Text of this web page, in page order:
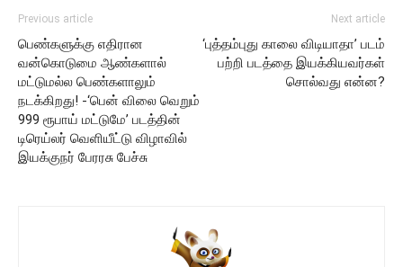
Previous article
பெண்களுக்கு எதிரான
வன்கொடுமை ஆண்களால்
மட்டுமல்ல பெண்களாலும்
நடக்கிறது! -‘பென் விலை வெறும்
999 ரூபாய் மட்டுமே’ படத்தின்
டிரெய்லர் வெளியீட்டு விழாவில்
இயக்குநர் பேரரசு பேச்சு
Next article
‘புத்தம்புது காலை விடியாதா’ படம்
பற்றி படத்தை இயக்கியவர்கள்
சொல்வது என்ன?